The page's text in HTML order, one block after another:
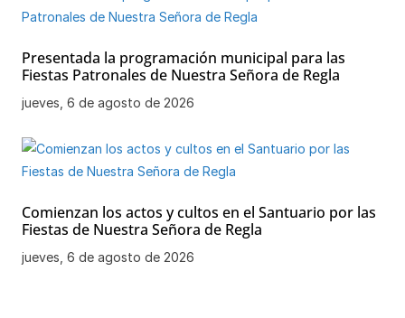
Presentada la programación municipal para las
Fiestas Patronales de Nuestra Señora de Regla
jueves, 6 de agosto de 2026
Comienzan los actos y cultos en el Santuario por las
Fiestas de Nuestra Señora de Regla
jueves, 6 de agosto de 2026